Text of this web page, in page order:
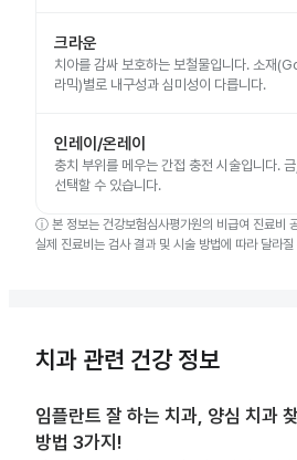
크라운
치아를 감싸 보호하는 보철물입니다. 소재
라믹)별로 내구성과 심미성이 다릅니다.
인레이/온레이
충치 부위를 메우는 간접 충전 시술입니다.
선택할 수 있습니다.
ⓘ 본 정보는 건강보험심사평가원의 비급여 진료비
실제 진료비는 검사 결과 및 시술 방법에 따라 달라질
치과 관련 건강 정보
임플란트 잘 하는 치과, 양심 치과
방법 3가지!